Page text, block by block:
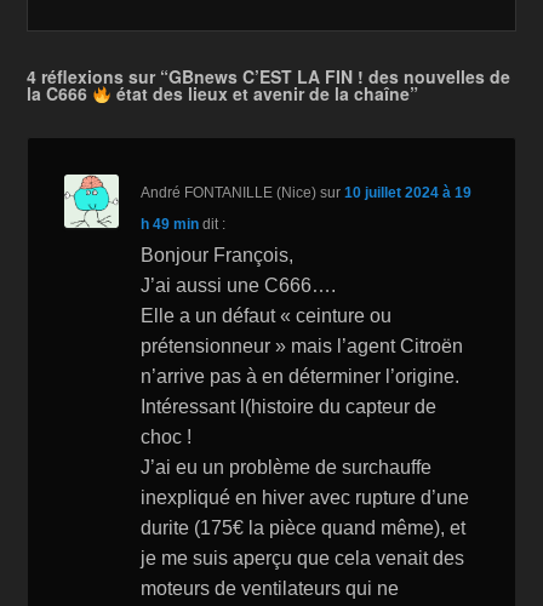
o
o
k
n
W
h
Li
st
n
k
4 réflexions sur “GBnews C’EST LA FIN ! des nouvelles de
la C666 état des lieux et avenir de la chaîne”
André FONTANILLE (Nice) sur10 juillet 2024 à 19
h 49 min dit :
Bonjour François,
J’ai aussi une C666….
Elle a un défaut « ceinture ou
prétensionneur » mais l’agent Citroën
n’arrive pas à en déterminer l’origine.
Intéressant l(histoire du capteur de
choc !
J’ai eu un problème de surchauffe
inexpliqué en hiver avec rupture d’une
durite (175€ la pièce quand même), et
je me suis aperçu que cela venait des
moteurs de ventilateurs qui ne